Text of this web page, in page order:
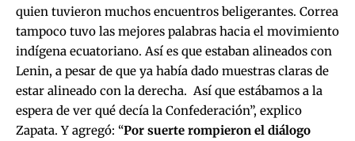
quien tuvieron muchos encuentros beligerantes. Correa
tampoco tuvo las mejores palabras hacia el movimiento
indígena ecuatoriano. Así es que estaban alineados con
Lenin, a pesar de que ya había dado muestras claras de
estar alineado con la derecha. Así que estábamos a la
espera de ver qué decía la Confederación”, explico
Zapata. Y agregó: “Por suerte rompieron el diálogo